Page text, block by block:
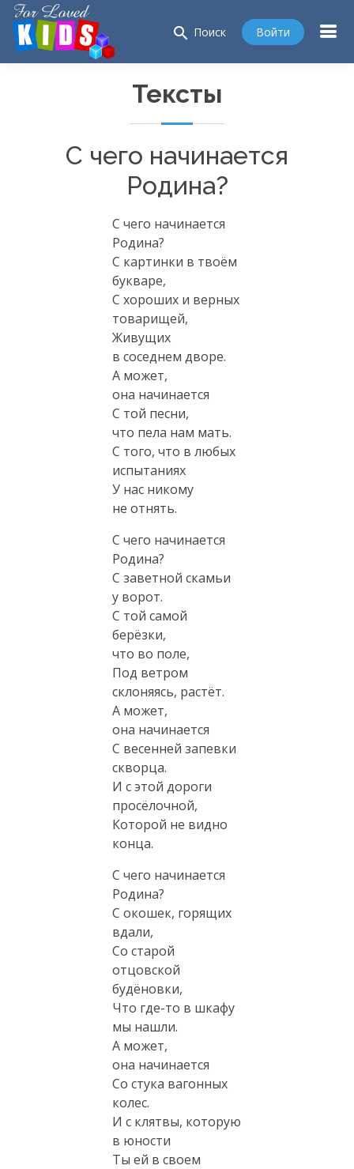
search Поиск Войти
Тексты
С чего начинается
Родина?
С чего начинается
Родина?
С картинки в твоём
букваре,
С хороших и верных
товарищей,
Живущих
в соседнем дворе.
А может,
она начинается
С той песни,
что пела нам мать.
С того, что в любых
испытаниях
У нас никому
не отнять.
С чего начинается
Родина?
С заветной скамьи
у ворот.
С той самой
берёзки,
что во поле,
Под ветром
склоняясь, растёт.
А может,
она начинается
С весенней запевки
скворца.
И с этой дороги
просёлочной,
Которой не видно
конца.
С чего начинается
Родина?
С окошек, горящих
вдали,
Со старой
отцовской
будёновки,
Что где-то в шкафу
мы нашли.
А может,
она начинается
Со стука вагонных
колес.
И с клятвы, которую
в юности
Ты ей в своем